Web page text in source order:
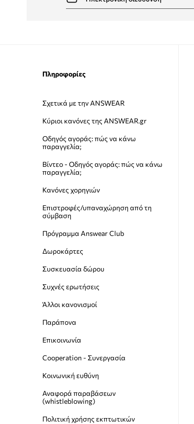
Πληροφορίες
Σχετικά με την ANSWEAR
Κύριοι κανόνες της ANSWEAR.gr
Οδηγός αγοράς: πώς να κάνω
παραγγελία;
Βίντεο - Οδηγός αγοράς: πώς να κάνω
παραγγελία;
Κανόνες χορηγιών
Επιστροφές/υπαναχώρηση από τη
σύμβαση
Πρόγραμμα Answear Club
Δωροκάρτες
Συσκευασία δώρου
Συχνές ερωτήσεις
Άλλοι κανονισμοί
Παράπονα
Επικοινωνία
Cooperation - Συνεργασία
Κοινωνική ευθύνη
Αναφορά παραβάσεων
(whistleblowing)
Пολιτική χρήσης εκπτωτικών